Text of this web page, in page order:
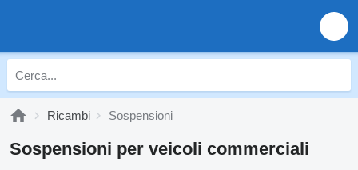
Ricambi Sospensioni
Sospensioni per veicoli commerciali